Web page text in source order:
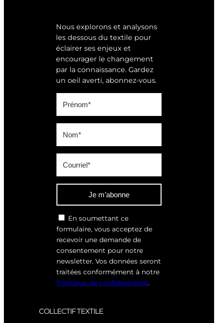
Nous explorons et analysons
les dessous du textile pour
éclairer ses enjeux et
encourager le changement
par la connaissance. Gardez
un oeil averti, abonnez-vous.
Je m’abonne
En soumettant ce
formulaire, vous acceptez de
recevoir une demande de
consentement pour notre
newsletter. Vos données seront
traitées conformément à notre
Politique de confidentialité.
COLLECTIF TEXTILE